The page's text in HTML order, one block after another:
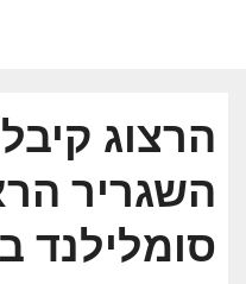
הרצוג
השגריר
סומלילנד